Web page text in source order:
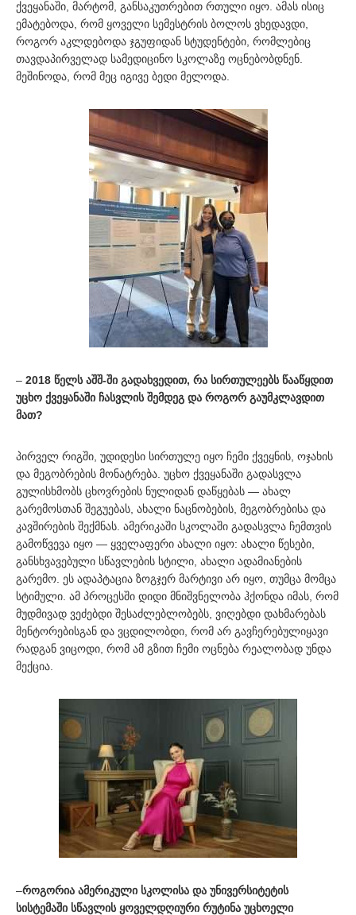
ქვეყანაში, მარტომ, განსაკუთრებით რთული იყო. ამას ისიც
ემატებოდა, რომ ყოველი სემესტრის ბოლოს ვხედავდი,
როგორ აკლდებოდა ჯგუფიდან სტუდენტები, რომლებიც
თავდაპირველად სამედიცინო სკოლაზე ოცნებობდნენ.
მეშინოდა, რომ მეც იგივე ბედი მელოდა.
– 2018 წელს აშშ-ში გადახვედით, რა სირთულეებს წააწყდით
უცხო ქვეყანაში ჩასვლის შემდეგ და როგორ გაუმკლავდით
მათ?
პირველ რიგში, უდიდესი სირთულე იყო ჩემი ქვეყნის, ოჯახის
და მეგობრების მონატრება. უცხო ქვეყანაში გადასვლა
გულისხმობს ცხოვრების ნულიდან დაწყებას — ახალ
გარემოსთან შეგუებას, ახალი ნაცნობების, მეგობრებისა და
კავშირების შექმნას. ამერიკაში სკოლაში გადასვლა ჩემთვის
გამოწვევა იყო — ყველაფერი ახალი იყო: ახალი წესები,
განსხვავებული სწავლების სტილი, ახალი ადამიანების
გარემო. ეს ადაპტაცია ზოგჯერ მარტივი არ იყო, თუმცა მომცა
სტიმული. ამ პროცესში დიდი მნიშვნელობა ჰქონდა იმას, რომ
მუდმივად ვეძებდი შესაძლებლობებს, ვიღებდი დახმარებას
მენტორებისგან და ვცდილობდი, რომ არ გავჩერებულიყავი
რადგან ვიცოდი, რომ ამ გზით ჩემი ოცნება რეალობად უნდა
მექცია.
–როგორია ამერიკული სკოლისა და უნივერსიტეტის
სისტემაში სწავლის ყოველდღიური რუტინა უცხოელი